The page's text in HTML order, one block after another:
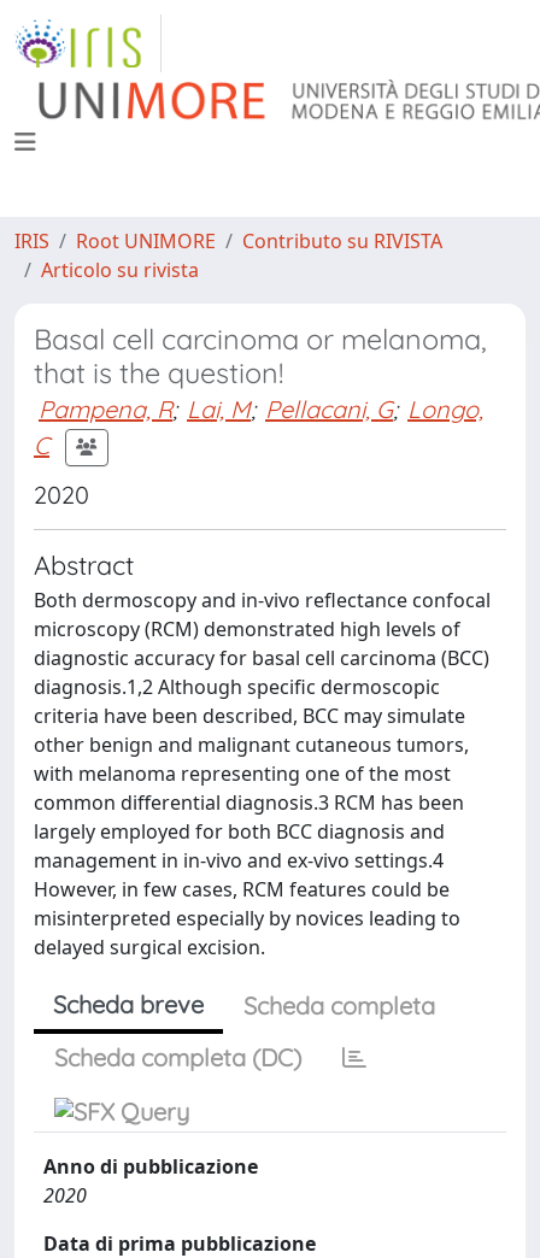
IRIS Root UNIMORE
Contributo su RIVISTA
Articolo su rivista
Basal cell carcinoma or melanoma,
that is the question!
Pampena, R; Lai, M; Pellacani, G; Longo,
C
2020
Abstract
Both dermoscopy and in-vivo reflectance confocal
microscopy (RCM) demonstrated high levels of
diagnostic accuracy for basal cell carcinoma (BCC)
diagnosis.1,2 Although specific dermoscopic
criteria have been described, BCC may simulate
other benign and malignant cutaneous tumors,
with melanoma representing one of the most
common differential diagnosis.3 RCM has been
largely employed for both BCC diagnosis and
management in in-vivo and ex-vivo settings.4
However, in few cases, RCM features could be
misinterpreted especially by novices leading to
delayed surgical excision.
Scheda breve
Scheda completa
Scheda completa (DC)
Anno di pubblicazione
2020
Data di prima pubblicazione